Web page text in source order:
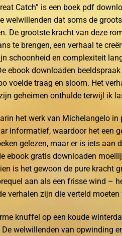
Catch” is een boek pdf
welwillenden dat soms de
De grootste kracht van deze
te brengen, een verhaal te
schoonheid en complexiteit
ebook downloaden
voelde traag en sloom. Het
geheimen onthulde terwijl ik
het werk van Michelangelo in
informatief, waardoor het een
gelezen, maar er is iets aan
ebook gratis downloaden
is het gewoon de pure kracht
aan als een frisse wind –
verhalen zijn die verteld moeten
knuffel op een koude
welwillenden van opwinding